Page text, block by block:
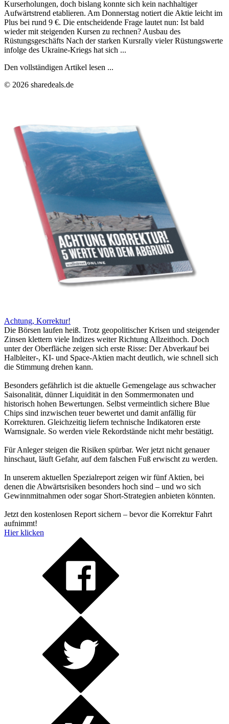
Kurserholungen, doch bislang konnte sich kein nachhaltiger
Aufwärtstrend etablieren. Am Donnerstag notiert die Aktie leicht im
Plus bei rund 9 €. Die entscheidende Frage lautet nun: Ist bald
wieder mit steigenden Kursen zu rechnen? Ausbau des
Rüstungsgeschäfts Nach der starken Kursrally vieler Rüstungswerte
infolge des Ukraine-Kriegs hat sich ...
Den vollständigen Artikel lesen ...
© 2026 sharedeals.de
Achtung, Korrektur!
Die Börsen laufen heiß. Trotz geopolitischer Krisen und steigender
Zinsen klettern viele Indizes weiter Richtung Allzeithoch. Doch
unter der Oberfläche zeigen sich erste Risse: Der Abverkauf bei
Halbleiter-, KI- und Space-Aktien macht deutlich, wie schnell sich
die Stimmung drehen kann.
Besonders gefährlich ist die aktuelle Gemengelage aus schwacher
Saisonalität, dünner Liquidität in den Sommermonaten und
historisch hohen Bewertungen. Selbst vermeintlich sichere Blue
Chips sind inzwischen teuer bewertet und damit anfällig für
Korrekturen. Gleichzeitig liefern technische Indikatoren erste
Warnsignale. So werden viele Rekordstände nicht mehr bestätigt.
Für Anleger steigen die Risiken spürbar. Wer jetzt nicht genauer
hinschaut, läuft Gefahr, auf dem falschen Fuß erwischt zu werden.
In unserem aktuellen Spezialreport zeigen wir fünf Aktien, bei
denen die Abwärtsrisiken besonders hoch sind – und wo sich
Gewinnmitnahmen oder sogar Short-Strategien anbieten könnten.
Jetzt den kostenlosen Report sichern – bevor die Korrektur Fahrt
aufnimmt!
Hier klicken